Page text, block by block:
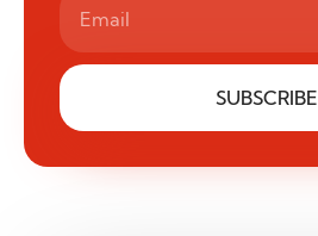
SUBSCRIBE